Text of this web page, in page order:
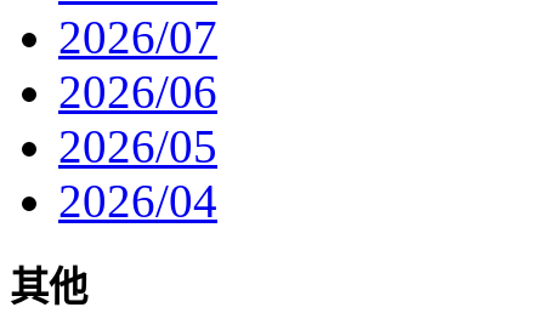
2026/07
2026/06
2026/05
2026/04
其他